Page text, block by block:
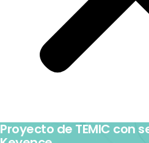
Proyecto de TEMIC con